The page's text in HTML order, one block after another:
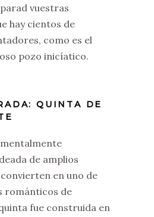
vuestras
hay cientos de
como es el
pozo inicíatico.
QUINTA DE
de amplios
en uno de
románticos de
fue construida en